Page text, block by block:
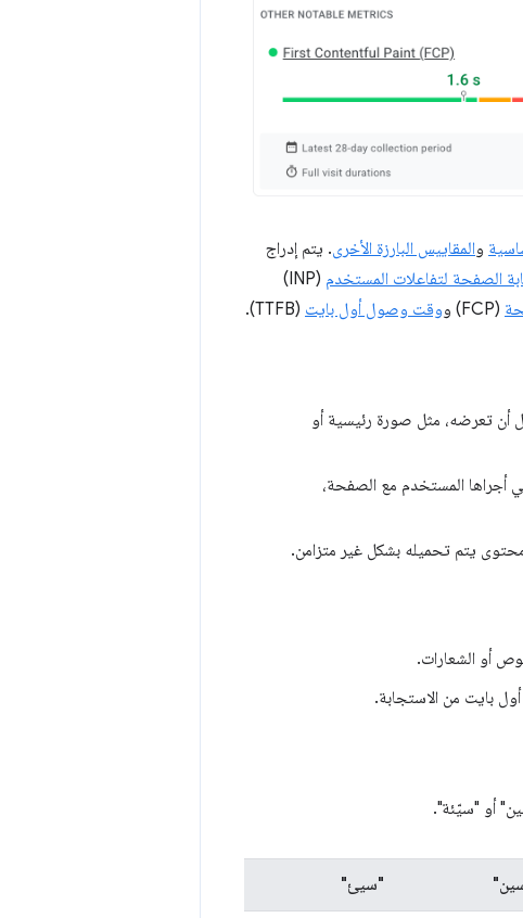
والمقاييس البارزة الأخرى. يتم إدراج
الصفحة لتفاعلات المستخدم
(INP)
(FCP) و وقت وصول أول بايت (TTFB).
أن تعرضه، مثل صورة رئيسية أو
أجراها المستخدم مع الصفحة،
يتم تحميله بشكل غير متزامن.
أو الشعارات.
بايت من الاستجابة.
أو "سيّئة".
"سيئ"